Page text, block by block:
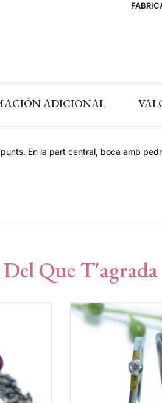
ADICIONAL
En la part central, boca amb
Que T'agrada